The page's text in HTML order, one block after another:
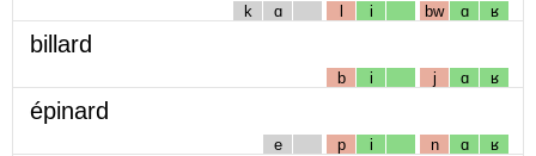
k ɑ l i bw ɑ ʁ
billard
b i j ɑ ʁ
épinard
e p i n ɑ ʁ